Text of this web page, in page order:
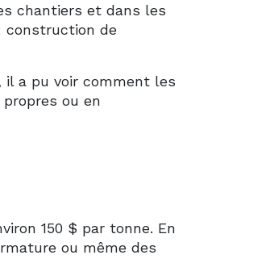
chantiers et dans les
construction de
il a pu voir comment les
ou en
150 $ par tonne. En
ou même des